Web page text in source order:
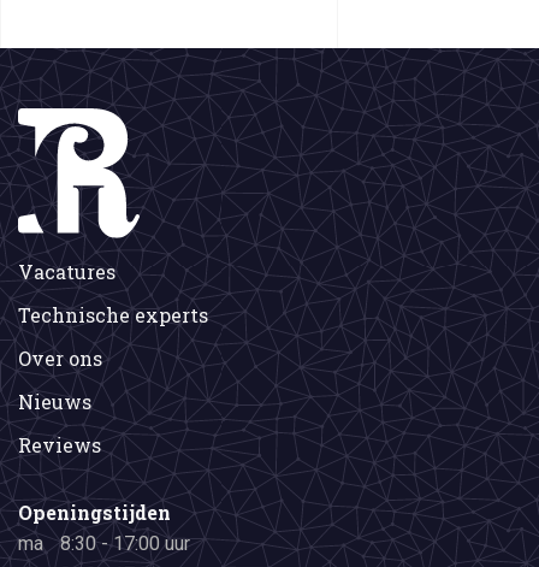
Vacatures
Technische experts
Over ons
Nieuws
Reviews
Openingstijden
ma
8:30 - 17:00 uur